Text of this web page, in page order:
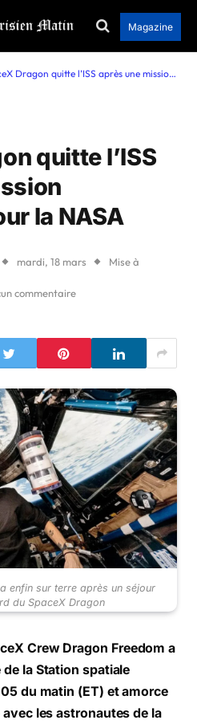
Magazine
Dragon quitte l’ISS après une mission prolongée pour la NASA
quitte l’ISS
la NASA
mardi, 18 mars Mise à
commentaire
enfin sur terre après un séjour
du SpaceX Dragon
Crew Dragon Freedom a
la Station spatiale
du matin (ET) et amorce
les astronautes de la